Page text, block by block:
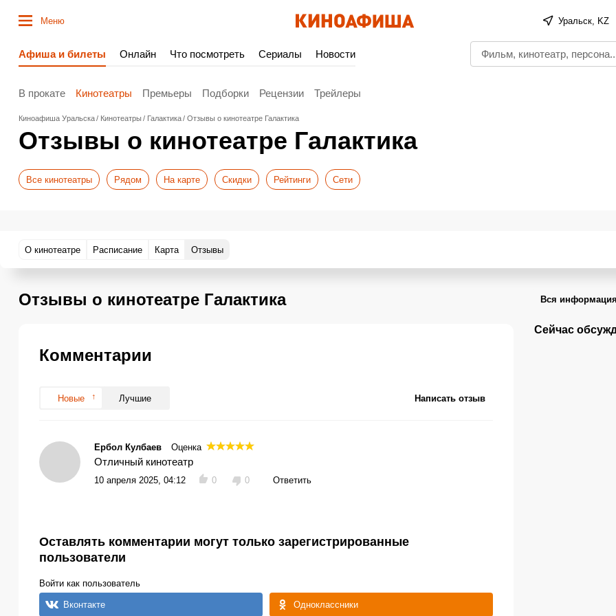
Меню Уральск, KZ
Афиша и билеты Онлайн Что посмотреть Сериалы Новости
В прокате Кинотеатры Премьеры Подборки Рецензии Трейлеры
Киноафиша Уральска Кинотеатры Галактика Отзывы о кинотеатре Галактика
Отзывы о кинотеатре Галактика
Все кинотеатры Рядом На карте Скидки Рейтинги Сети
О кинотеатре Расписание Карта Отзывы
Отзывы о кинотеатре Галактика Вся
Комментарии
Новые Лучшие Написать отзыв
Ербол Кулбаев Оценка
Отличный кинотеатр
10 апреля 2025, 04:12 0 0 Ответить
Оставлять комментарии могут только зарегистрированные
пользователи
Войти как пользователь
Вконтакте Одноклассники
Сейчас